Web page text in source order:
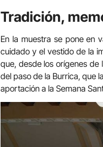
Tradición,
En la muestra se pone en
cuidado y el vestido de la
que, desde los orígenes de
del paso de la Burrica, que
aportación a la Semana